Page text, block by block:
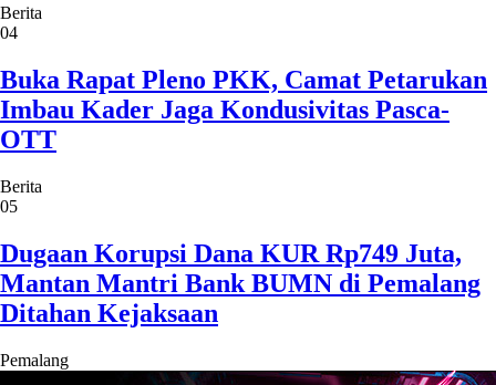
Berita
04
Buka Rapat Pleno PKK, Camat Petarukan
Imbau Kader Jaga Kondusivitas Pasca-
OTT
Berita
05
Dugaan Korupsi Dana KUR Rp749 Juta,
Mantan Mantri Bank BUMN di Pemalang
Ditahan Kejaksaan
Pemalang